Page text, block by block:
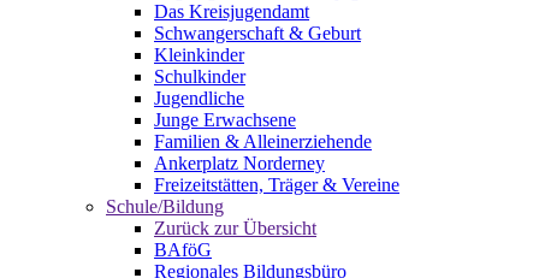
Das Kreisjugendamt
Schwangerschaft & Geburt
Kleinkinder
Schulkinder
Jugendliche
Junge Erwachsene
Familien & Alleinerziehende
Ankerplatz Norderney
Freizeitstätten, Träger & Vereine
Schule/Bildung
Zurück zur Übersicht
BAföG
Regionales Bildungsbüro